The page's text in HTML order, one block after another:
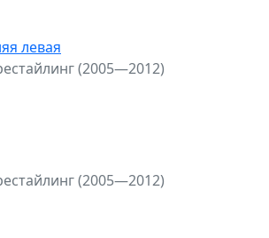
левая
(2005—2012)
(2005—2012)